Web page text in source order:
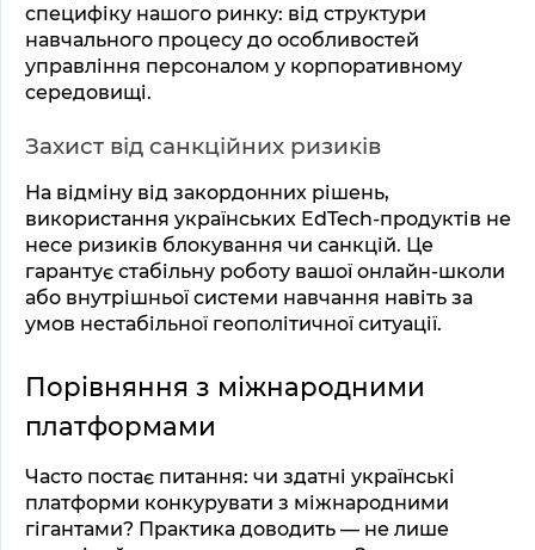
специфіку нашого ринку: від структури
навчального процесу до особливостей
управління персоналом у корпоративному
середовищі.
Захист від санкційних ризиків
На відміну від закордонних рішень,
використання українських EdTech-продуктів не
несе ризиків блокування чи санкцій. Це
гарантує стабільну роботу вашої онлайн-школи
або внутрішньої системи навчання навіть за
умов нестабільної геополітичної ситуації.
Порівняння з міжнародними
платформами
Часто постає питання: чи здатні українські
платформи конкурувати з міжнародними
гігантами? Практика доводить — не лише